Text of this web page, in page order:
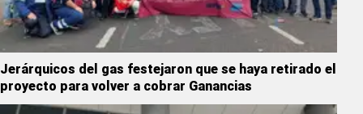
Jerárquicos del gas festejaron que se haya retirado el
proyecto para volver a cobrar Ganancias